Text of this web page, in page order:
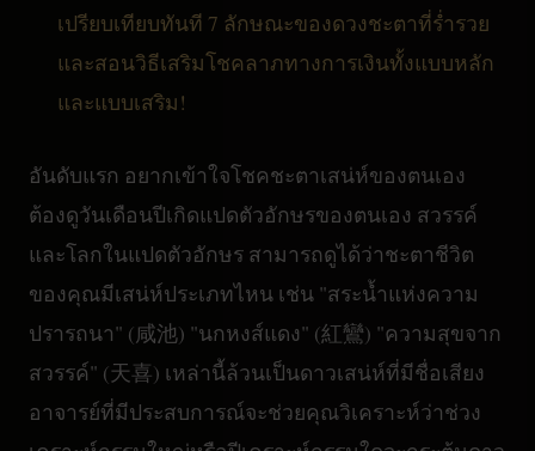
เปรียบเทียบทันที 7 ลักษณะของดวงชะตาที่ร่ำรวย
และสอนวิธีเสริมโชคลาภทางการเงินทั้งแบบหลัก
และแบบเสริม!
อันดับแรก อยากเข้าใจโชคชะตาเสน่ห์ของตนเอง
ต้องดูวันเดือนปีเกิดแปดตัวอักษรของตนเอง สวรรค์
และโลกในแปดตัวอักษร สามารถดูได้ว่าชะตาชีวิต
ของคุณมีเสน่ห์ประเภทไหน เช่น "สระน้ำแห่งความ
ปรารถนา" (咸池) "นกหงส์แดง" (紅鸞) "ความสุขจาก
สวรรค์" (天喜) เหล่านี้ล้วนเป็นดาวเสน่ห์ที่มีชื่อเสียง
อาจารย์ที่มีประสบการณ์จะช่วยคุณวิเคราะห์ว่าช่วง